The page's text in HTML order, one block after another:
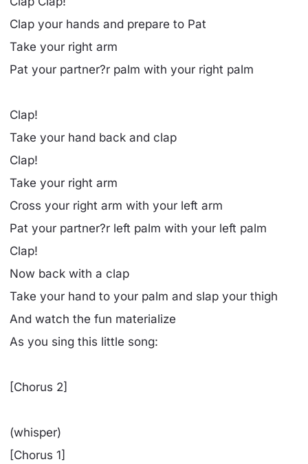
Clap your hands and prepare to Pat
Take your right arm
Pat your partner?r palm with your right palm
Clap!
Take your hand back and clap
Clap!
Take your right arm
Cross your right arm with your left arm
Pat your partner?r left palm with your left palm
Clap!
Now back with a clap
Take your hand to your palm and slap your thigh
And watch the fun materialize
As you sing this little song:
[Chorus 2]
(whisper)
[Chorus 1]